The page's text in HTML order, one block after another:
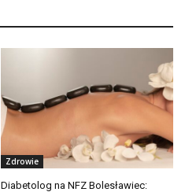
Zdrowie
Diabetolog na NFZ Bolesławiec: